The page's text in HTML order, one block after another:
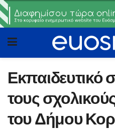
Εκπαιδευτικό
τους
του Δήμου